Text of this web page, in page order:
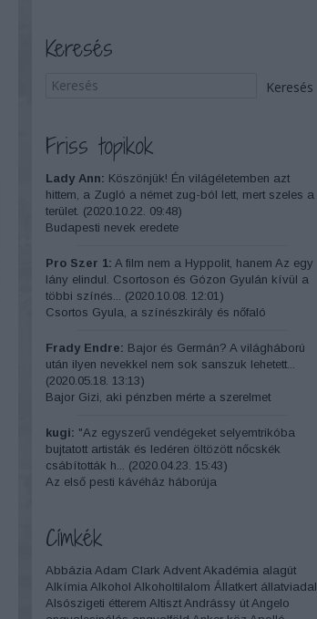
Keresés
Friss topikok
Lady Ann: Köszönjük! Én világéletemben azt
hittem, a Zugló a német zug-ból lett, mert szeles a
terület. (2020.10.22. 09:48)
Budapesti nevek eredete
Pro Szer 1: A film nem a Hyppolit, hanem Az egy
lány elindul. Csortoson és Gózon Gyulán kívül a
többi színés... (2020.10.08. 12:01)
Csortos Gyula, a színészkirály és nőfaló
Frady Endre: Bajor és Germán? A világháború
után ilyen nevekkel nem sok sanszuk lehetett...
(2020.05.18. 13:13)
Bajor Gizi, aki pénzben mérte a szerelmet
kugi: "Az egyszerű vendégeket selyemtrikóba
bujtatott artisták és ledéren öltözött nőcskék
csábították h... (2020.04.23. 15:43)
Az első pesti kávéház háborúja
Címkék
Abbázia Adam Clark Advent Akadémia alagút
Alkímia Alkohol Alkoholtilalom Állatkert állatviadal
Alsószigeti étterem Altiszt Andrássy út Angelo